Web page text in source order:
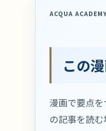
ACQUA
この
漫画で要点
の記事を読む